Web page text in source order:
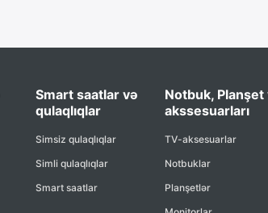
Smart saatlar və
qulaqlıqlar
Simsiz qulaqlıqlar
Simli qulaqlıqlar
Smart saatlar
Notbuk, Planşet
akssesuarları
TV-aksesuarlar
Notbuklar
Planşetlər